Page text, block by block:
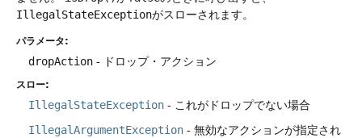
IllegalStateExceptionがスローされます。
パラメータ:
dropAction - ドロップ・アクション
スロー:
IllegalStateException - これがドロップでない場合
IllegalArgumentException - 無効なアクションが指定され